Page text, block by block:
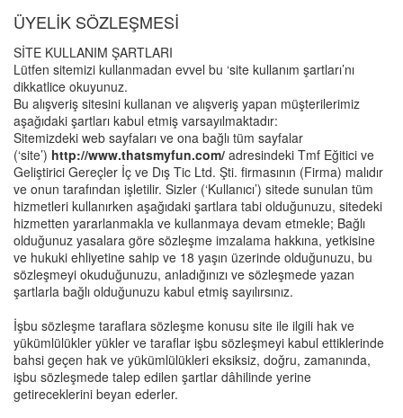
ÜYELİK SÖZLEŞMESİ
SİTE KULLANIM ŞARTLARI
Lütfen sitemizi kullanmadan evvel bu ‘site kullanım şartları’nı
dikkatlice okuyunuz.
Bu alışveriş sitesini kullanan ve alışveriş yapan müşterilerimiz
aşağıdaki şartları kabul etmiş varsayılmaktadır:
Sitemizdeki web sayfaları ve ona bağlı tüm sayfalar
(‘site’) http://www.thatsmyfun.com/ adresindeki Tmf Eğitici ve
Geliştirici Gereçler İç ve Dış Tic Ltd. Şti. firmasının (Firma) malıdır
ve onun tarafından işletilir. Sizler (‘Kullanıcı’) sitede sunulan tüm
hizmetleri kullanırken aşağıdaki şartlara tabi olduğunuzu, sitedeki
hizmetten yararlanmakla ve kullanmaya devam etmekle; Bağlı
olduğunuz yasalara göre sözleşme imzalama hakkına, yetkisine
ve hukuki ehliyetine sahip ve 18 yaşın üzerinde olduğunuzu, bu
sözleşmeyi okuduğunuzu, anladığınızı ve sözleşmede yazan
şartlarla bağlı olduğunuzu kabul etmiş sayılırsınız.
İşbu sözleşme taraflara sözleşme konusu site ile ilgili hak ve
yükümlülükler yükler ve taraflar işbu sözleşmeyi kabul ettiklerinde
bahsi geçen hak ve yükümlülükleri eksiksiz, doğru, zamanında,
işbu sözleşmede talep edilen şartlar dâhilinde yerine
getireceklerini beyan ederler.